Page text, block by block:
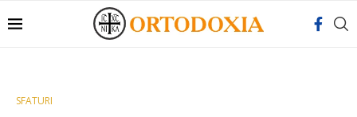
SFATURI